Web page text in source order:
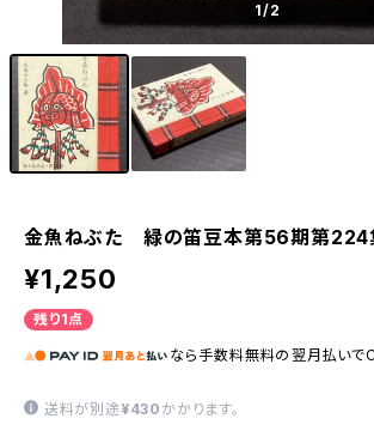
1/2
金魚ねぶた 緑の笛豆本第56期第224
¥1,250
残り1点
なら 手数料無料の 翌月払いで
送料が別途 ¥430 かかります。